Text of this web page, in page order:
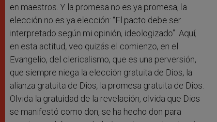
en maestros. Y la promesa no es ya promesa, la
elección no es ya elección: “El pacto debe ser
interpretado según mi opinión, ideologizado”. Aquí,
en esta actitud, veo quizás el comienzo, en el
Evangelio, del clericalismo, que es una perversión,
que siempre niega la elección gratuita de Dios, la
alianza gratuita de Dios, la promesa gratuita de Dios.
Olvida la gratuidad de la revelación, olvida que Dios
se manifestó como don, se ha hecho don para